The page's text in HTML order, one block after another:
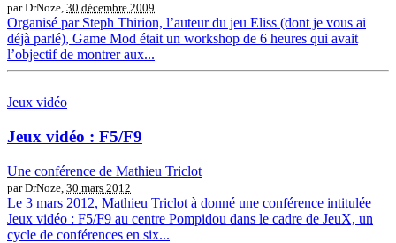
par DrNoze, 30 décembre 2009
Organisé par Steph Thirion, l’auteur du jeu Eliss (dont je vous ai
déjà parlé), Game Mod était un workshop de 6 heures qui avait
l’objectif de montrer aux...
Jeux vidéo
Jeux vidéo : F5/F9
Une conférence de Mathieu Triclot
par DrNoze, 30 mars 2012
Le 3 mars 2012, Mathieu Triclot à donné une conférence intitulée
Jeux vidéo : F5/F9 au centre Pompidou dans le cadre de JeuX, un
cycle de conférences en six...